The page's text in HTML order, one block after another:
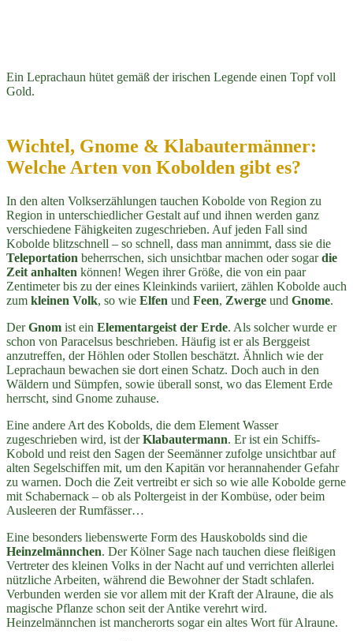
Ein Leprachaun hütet gemäß der irischen Legende einen Topf voll
Gold.
Wichtel, Gnome & Klabautermänner:
Welche Arten von Kobolden gibt es?
In den alten Volkserzählungen tauchen Kobolde von Region zu
Region in unterschiedlicher Gestalt auf und ihnen werden ganz
verschiedene Fähigkeiten zugeschrieben. Auf jeden Fall sind
Kobolde blitzschnell – so schnell, dass man annimmt, dass sie die
Teleportation beherrschen, sich unsichtbar machen oder sogardie
Zeit anhalten können! Wegen ihrer Größe, die von ein paar
Zentimeter bis zu der eines Kleinkinds variiert, zählen Kobolde auch
zum kleinen Volk, so wie Elfen und Feen, Zwerge und Gnome.
DerGnom ist ein Elementargeist der Erde. Als solcher wurde er
schon von Paracelsus beschrieben. Häufig ist er als Berggeist
anzutreffen, der Höhlen oder Stollen beschätzt. Ähnlich wie der
Leprachaun bewachen sie dort einen Schatz. Doch auch in den
Wäldern und Sümpfen, sowie überall sonst, wo das Element Erde
herrscht, sind Gnome zuhause.
Eine andere Art des Kobolds, die dem Element Wasser
zugeschrieben wird, ist derKlabautermann. Er ist ein Schiffs-
Kobold und reist den Sagen der Seemänner zufolge unsichtbar auf
alten Segelschiffen mit, um den Kapitän vor herannahender Gefahr
zu warnen. Doch die Zeit vertreibt er sich so wie alle Kobolde gerne
mit Schabernack – ob als Poltergeist in der Kombüse, oder beim
Ausleeren der Rumfässer…
Eine besonders liebenswerte Form des Hauskobolds sind die
Heinzelmännchen. Der Kölner Sage nach tauchen diese fleißigen
Vertreter des kleinen Volks in der Nacht auf und verrichten allerlei
nützliche Arbeiten, während die Bewohner der Stadt schlafen.
Verbunden werden sie vor allem mit der Kraft der Alraune, die als
magische Pflanze schon seit der Antike verehrt wird.
Heinzelmännchen ist mancherorts sogar ein altes Wort für Alraune.